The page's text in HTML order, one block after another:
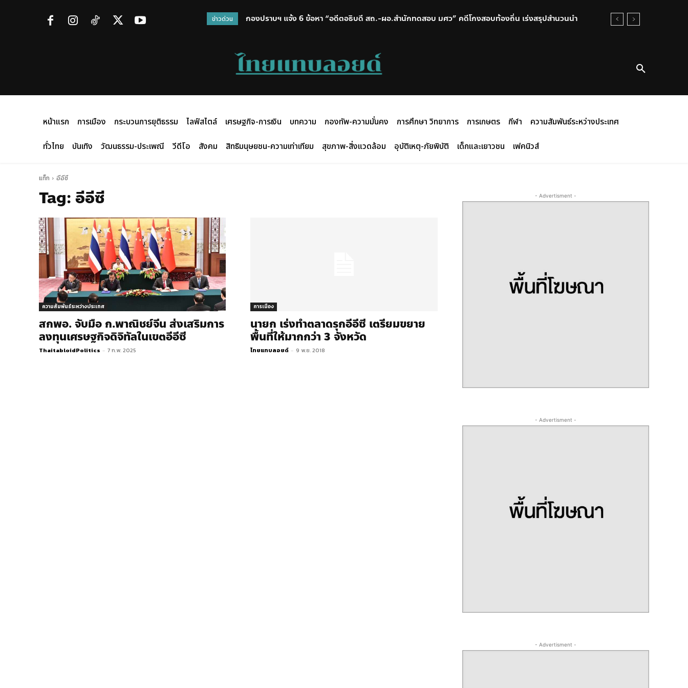
ข่าวด่วน
กองปราบฯ แจ้ง 6 ข้อหา “อดีตอธิบดี สถ.-ผอ.สำนักทดสอบ มศว” คดีโกงสอบท้องถิ่น เร่งสรุปสำนวนนำ
หน้าแรก การเมือง กระบวนการยุติธรรม ไลฟ์สไตล์ เศรษฐกิจ-การเงิน บทความ กองทัพ-ความมั่นคง การศึกษา วิทยาการ การเกษตร กีฬา
ความสัมพันธ์ระหว่างประเทศ
ทั่วไทย
บันเทิง วัฒนธรรม-ประเพณี วีดีโอ สังคม สิทธิมนุษยชน-ความเท่าเทียม สุขภาพ-สิ่งแวดล้อม อุบัติเหตุ-ภัยพิบัติ เด็กและเยาวชน เฟคนิวส์
แท็ก อีอีซี
Tag:อีอีซี
ความสัมพันธ์ระหว่างประเทศ
สกพอ. จับมือ ก.พาณิชย์จีน ส่งเสริมการ
ลงทุนเศรษฐกิจดิจิทัลในเขตอีอีซี
ThaitabloidPolitics - 7 ก.พ. 2025
การเมือง
นายก เร่งทำตลาดรุกอีอีซี เตรียมขยาย
พื้นที่ให้มากกว่า 3 จังหวัด
ไทยแทบลอยด์ - 9 พ.ย. 2018
- Advertisment -
- Advertisment -
- Advertisment -